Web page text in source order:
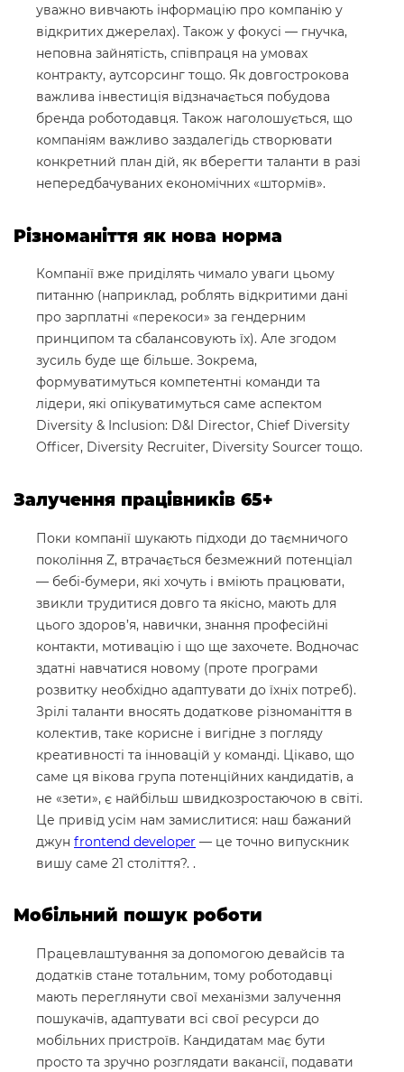
уважно вивчають інформацію про компанію у
відкритих джерелах). Також у фокусі — гнучка,
неповна зайнятість, співпраця на умовах
контракту, аутсорсинг тощо. Як довгострокова
важлива інвестиція відзначається побудова
бренда роботодавця. Також наголошується, що
компаніям важливо заздалегідь створювати
конкретний план дій, як вберегти таланти в разі
непередбачуваних економічних «штормів».
Різноманіття як нова норма
Компанії вже приділять чимало уваги цьому
питанню (наприклад, роблять відкритими дані
про зарплатні «перекоси» за гендерним
принципом та сбалансовують їх). Але згодом
зусиль буде ще більше. Зокрема,
формуватимуться компетентні команди та
лідери, які опікуватимуться саме аспектом
Diversity & Inclusion: D&I Director, Chief Diversity
Officer, Diversity Recruiter, Diversity Sourcer тощо.
Залучення працівників 65+
Поки компанії шукають підходи до таємничого
покоління Z, втрачається безмежний потенціал
— бебі-бумери, які хочуть і вміють працювати,
звикли трудитися довго та якісно, мають для
цього здоров’я, навички, знання професійні
контакти, мотивацію і що ще захочете. Водночас
здатні навчатися новому (проте програми
розвитку необхідно адаптувати до їхніх потреб).
Зрілі таланти вносять додаткове різноманіття в
колектив, таке корисне і вигідне з погляду
креативності та інновацій у команді. Цікаво, що
саме ця вікова група потенційних кандидатів, а
не «зети», є найбільш швидкозростаючою в світі.
Це привід усім нам замислитися: наш бажаний
джун frontend developer — це точно випускник
вишу саме 21 століття?. .
Мобільний пошук роботи
Працевлаштування за допомогою девайсів та
додатків стане тотальним, тому роботодавці
мають переглянути свої механізми залучення
пошукачів, адаптувати всі свої ресурси до
мобільних пристроїв. Кандидатам має бути
просто та зручно розглядати вакансії, подавати